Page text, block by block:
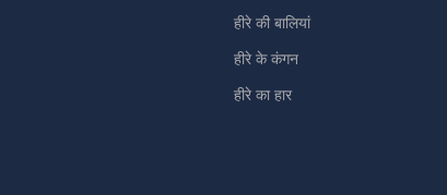
हीरे की बालियां
हीरे के कंगन
हीरे का हार